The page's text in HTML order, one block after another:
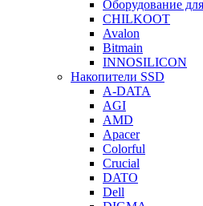
Оборудование
CHILKOOT
Avalon
Bitmain
INNOSILICON
Накопители SSD
A-DATA
AGI
AMD
Apacer
Colorful
Crucial
DATO
Dell